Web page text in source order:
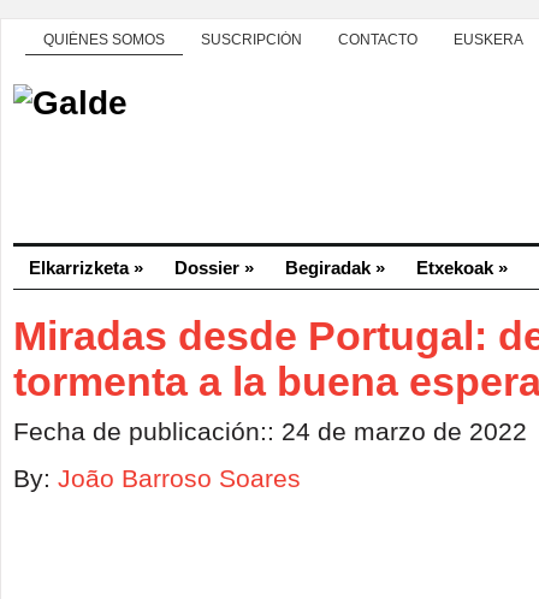
QUIÉNES SOMOS SUSCRIPCIÓN CONTACTO EUSKERA
Elkarrizketa» Dossier » Begiradak » Etxekoak »
Miradas desde Portugal:
tormenta a la buena
Fecha de publicación:: 24 de marzo de 2022
By: João Barroso Soares